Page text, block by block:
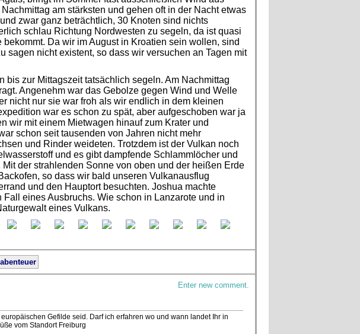
am stärksten und gehen oft in der Nacht etwas
zwar ganz beträchtlich, 30 Knoten sind nichts
schlau Richtung Nordwesten zu segeln, da ist quasi
Da wir im August in Kroatien sein wollen, sind
sagen nicht existent, so dass wir versuchen an Tagen mit
bis zur Mittagszeit tatsächlich segeln. Am Nachmittag
Angenehm war das Gebolze gegen Wind und Welle
nicht nur sie war froh als wir endlich in dem kleinen
war es schon zu spät, aber aufgeschoben war ja
wir mit einem Mietwagen hinauf zum Krater und
schon seit tausenden von Jahren nicht mehr
und Rinder weideten. Trotzdem ist der Vulkan noch
und es gibt dampfende Schlammlöcher und
der strahlenden Sonne von oben und der heißen Erde
so dass wir bald unseren Vulkanausflug
und den Hauptort besuchten. Joshua machte
eines Ausbruchs. Wie schon in Lanzarote und in
eines Vulkans.
Enter new comment.
Gefilde seid. Darf ich erfahren wo und wann landet Ihr in
vom Standort Freiburg